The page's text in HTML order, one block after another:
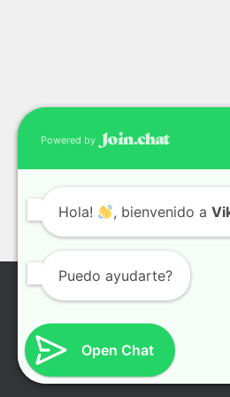
Powered by
Hola! , bienvenido a
Puedo ayudarte?
Open Chat